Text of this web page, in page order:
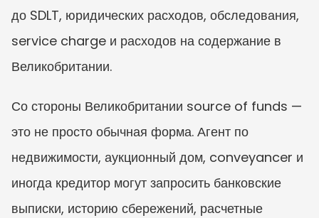
до SDLT, юридических расходов, обследования,
service charge и расходов на содержание в
Великобритании.
Со стороны Великобритании source of funds —
это не просто обычная форма. Агент по
недвижимости, аукционный дом, conveyancer и
иногда кредитор могут запросить банковские
выписки, историю сбережений, расчетные